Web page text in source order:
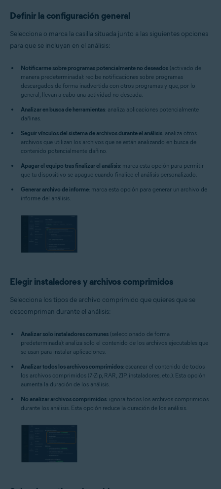
Definir la configuración general
Selecciona o marca la casilla situada junto a las siguientes opciones
para que se incluyan en el análisis:
Notificarme sobre programas potencialmente no deseados (activado de
manera predeterminada): recibe notificaciones sobre programas
descargados de forma inadvertida con otros programas y que, por lo
general, llevan a cabo una actividad no deseada.
Analizar en busca de herramientas: analiza aplicaciones potencialmente
dañinas.
Seguir vínculos del sistema de archivos durante el análisis: analiza otros
archivos que utilizan los archivos que se están analizando en busca de
contenido potencialmente dañino.
Apagar el equipo tras finalizar el análisis: marca esta opción para permitir
que tu dispositivo se apague cuando finalice el análisis personalizado.
Generar archivo de informe: marca esta opción para generar un archivo de
informe del análisis.
Elegir instaladores y archivos comprimidos
Selecciona los tipos de archivo comprimido que quieres que se
descompriman durante el análisis:
Analizar solo instaladores comunes (seleccionado de forma
predeterminada): analiza solo el contenido de los archivos ejecutables que
se usan para instalar aplicaciones.
Analizar todos los archivos comprimidos: escanear el contenido de todos
los archivos comprimidos (7-Zip, RAR, ZIP, instaladores, etc.). Esta opción
aumenta la duración de los análisis.
No analizar archivos comprimidos: ignora todos los archivos comprimidos
durante los análisis. Esta opción reduce la duración de los análisis.